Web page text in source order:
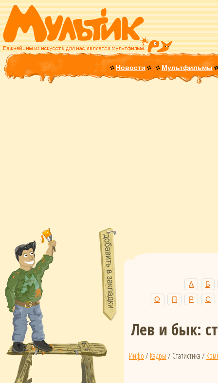
Новости Мультфильмы
А
Б
О
П Р С
Лев и бык:
Инфо/ Кадры/ Статистика /